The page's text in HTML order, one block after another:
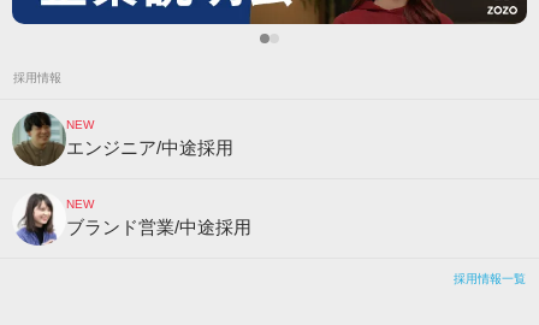
採用情報
NEW
エンジニア/中途採用
NEW
ブランド営業/中途採用
採用情報一覧